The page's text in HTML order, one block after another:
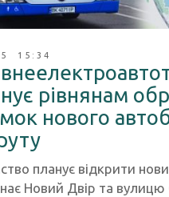
15:34
рівнянам
нового
планує відкрити
Новий Двір та вулицю